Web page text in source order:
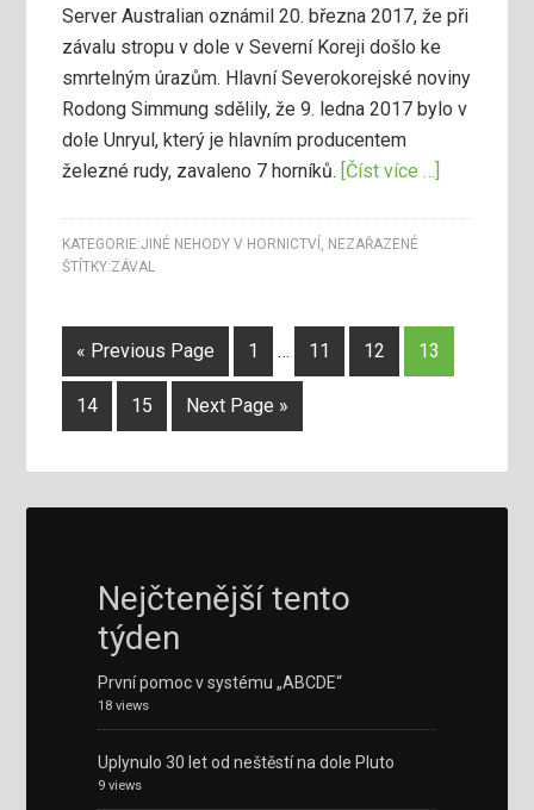
Server Australian oznámil 20. března 2017, že při
závalu stropu v dole v Severní Koreji došlo ke
smrtelným úrazům. Hlavní Severokorejské noviny
Rodong Simmung sdělily, že 9. ledna 2017 bylo v
dole Unryul, který je hlavním producentem
železné rudy, zavaleno 7 horníků. [Číst více …]
KATEGORIE:JINÉ NEHODY V HORNICTVÍ , NEZAŘAZENÉ
ŠTÍTKY:ZÁVAL
« Previous Page 1 … 11 12 13
14 15 Next Page »
Nejčtenější tento
týden
První pomoc v systému „ABCDE“
18 views
Uplynulo 30 let od neštěstí na dole Pluto
9 views